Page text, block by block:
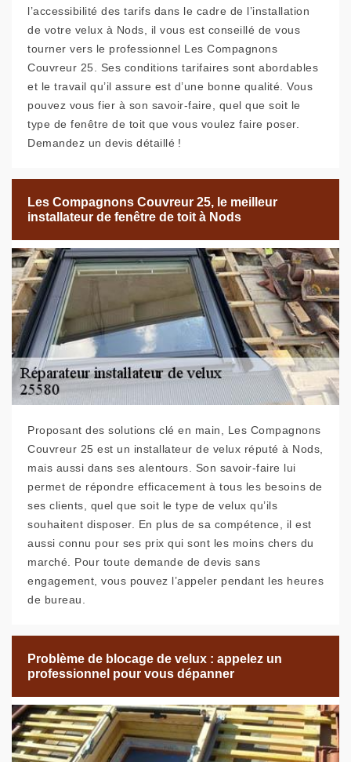
l’accessibilité des tarifs dans le cadre de l’installation
de votre velux à Nods, il vous est conseillé de vous
tourner vers le professionnel Les Compagnons
Couvreur 25. Ses conditions tarifaires sont abordables
et le travail qu’il assure est d’une bonne qualité. Vous
pouvez vous fier à son savoir-faire, quel que soit le
type de fenêtre de toit que vous voulez faire poser.
Demandez un devis détaillé !
Les Compagnons Couvreur 25, le meilleur
installateur de fenêtre de toit à Nods
Proposant des solutions clé en main, Les Compagnons
Couvreur 25 est un installateur de velux réputé à Nods,
mais aussi dans ses alentours. Son savoir-faire lui
permet de répondre efficacement à tous les besoins de
ses clients, quel que soit le type de velux qu’ils
souhaitent disposer. En plus de sa compétence, il est
aussi connu pour ses prix qui sont les moins chers du
marché. Pour toute demande de devis sans
engagement, vous pouvez l’appeler pendant les heures
de bureau.
Problème de blocage de velux : appelez un
professionnel pour vous dépanner